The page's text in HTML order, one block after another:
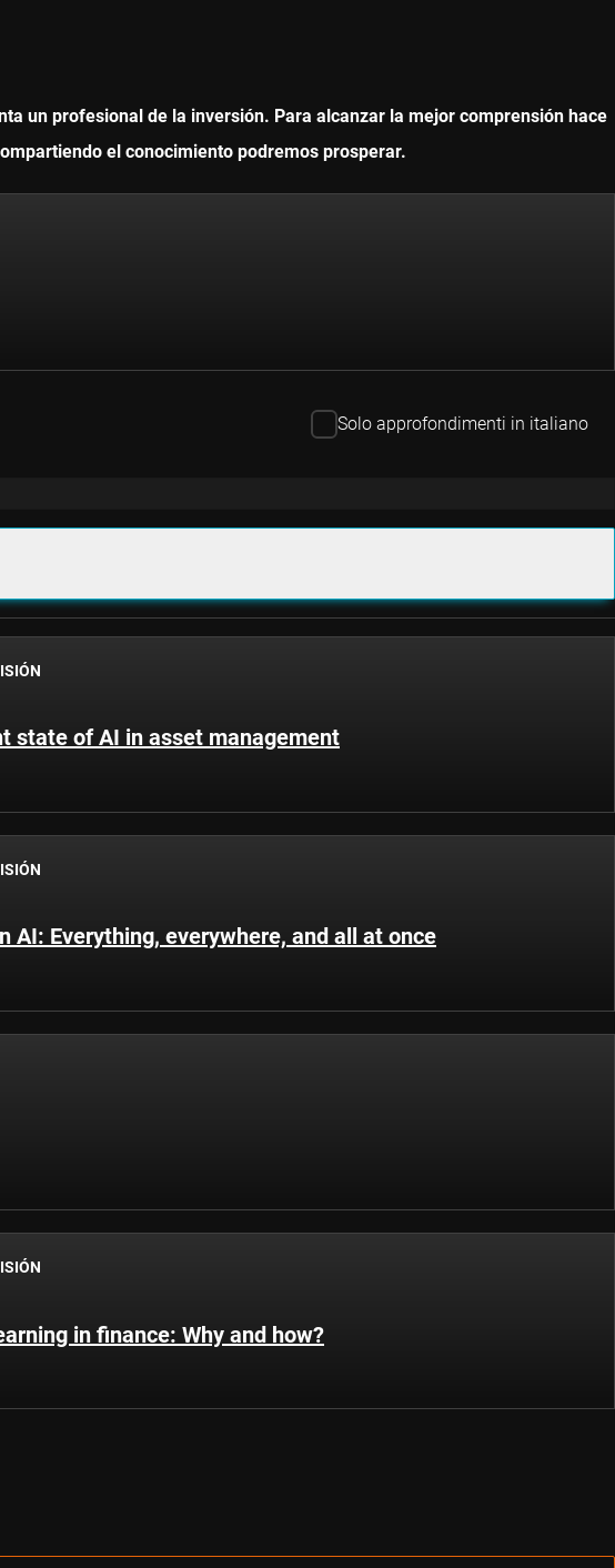
un profesional de la inversión. Para alcanzar la mejor comprensión hace
el conocimiento podremos prosperar.
Solo approfondimenti in italiano
state of AI in asset management
AI: Everything, everywhere, and all at once
in finance: Why and how?